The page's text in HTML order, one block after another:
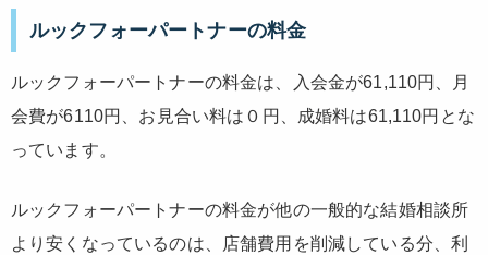
ルックフォーパートナーの料金
ルックフォーパートナーの料金は、入会金が61,110円、月
会費が6110円、お見合い料は０円、成婚料は61,110円とな
っています。
ルックフォーパートナーの料金が他の一般的な結婚相談所
より安くなっているのは、店舗費用を削減している分、利